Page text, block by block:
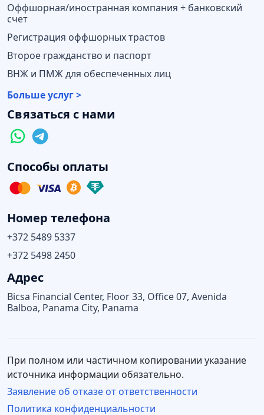
Оффшорная/иностранная компания + банковский
счет
Регистрация оффшорных трастов
Второе гражданство и паспорт
ВНЖ и ПМЖ для обеспеченных лиц
Больше услуг >
Связаться с нами
Способы оплаты
Номер телефона
+372 5489 5337
+372 5498 2450
Адрес
Bicsa Financial Center, Floor 33, Office 07, Avenida
Balboa, Panama City, Panama
Политика конфиденциальности
При полном или частичном копировании указание
источника информации обязательно.
Заявление об отказе от ответственности